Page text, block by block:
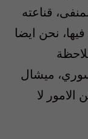
قناعته
نحن ايضا
ميشال
لا